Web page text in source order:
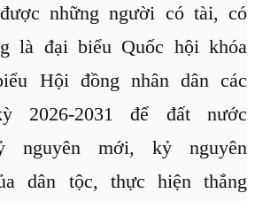
những người có tài, có
là đại biểu Quốc hội khóa
Hội đồng nhân dân các
2026-2031 để đất nước
nguyên mới, kỷ nguyên
dân tộc, thực hiện thắng